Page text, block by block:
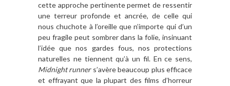
cette approche pertinente permet de ressentir
une terreur profonde et ancrée, de celle qui
nous chuchote à l’oreille que n’importe qui d’un
peu fragile peut sombrer dans la folie, insinuant
l’idée que nos gardes fous, nos protections
naturelles ne tiennent qu’à un fil. En ce sens,
Midnight runners’avère beaucoup plus efficace
et effrayant que la plupart des films d’horreur